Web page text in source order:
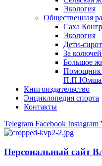
Экология
Общественная
Саха
Экология
Дети-
За
Большое
Помощник
Книгоиздательство
Энциклопедия спорта
Контакты
Telegram Facebook Instagram
Персональный сайт